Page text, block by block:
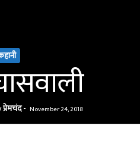
प्रेमचंद- November 24, 2018